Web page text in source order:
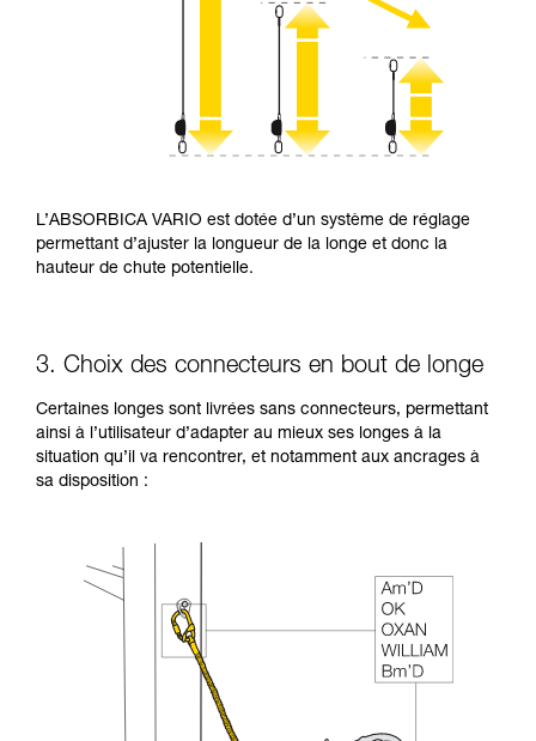
L’ABSORBICA VARIO est dotée d’un système de réglage
permettant d’ajuster la longueur de la longe et donc la
hauteur de chute potentielle.
3. Choix des connecteurs en bout de longe
Certaines longes sont livrées sans connecteurs, permettant
ainsi à l’utilisateur d’adapter au mieux ses longes à la
situation qu’il va rencontrer, et notamment aux ancrages à
sa disposition :